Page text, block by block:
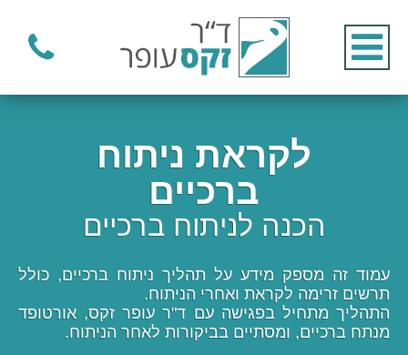
לקראת ניתוח
ברכיים
הכנה לניתוח ברכיים
עמוד זה מספק מידע על תהליך ניתוח ברכיים, כולל
תרשים זרימה לקראת ואחרי הניתוח.
התהליך מתחיל בפגישה עם ד"ר עופר זקס, אורטופד
מנתח ברכיים, ומסתיים בביקורות לאחר הניתוח.